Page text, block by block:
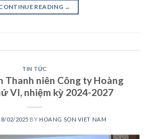
READING →
TIN TỨC
Thanh niên Công ty Hoàng
VI, nhiệm kỳ 2024-2027
02/2025 BY HOANG SON VIET NAM